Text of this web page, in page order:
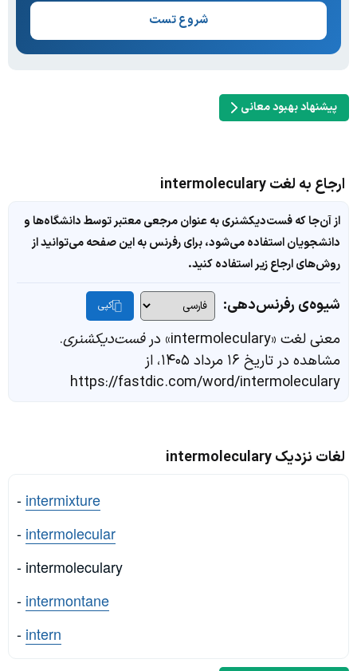
شروع تست
پیشنهاد بهبود معانی
ارجاع به لغت intermoleculary
از آن‌جا که فست‌دیکشنری به عنوان مرجعی معتبر توسط دانشگاه‌ها و
دانشجویان استفاده می‌شود، برای رفرنس به این صفحه می‌توانید از
روش‌های ارجاع زیر استفاده کنید.
شیوه‌ی رفرنس‌دهی: کپی
معنی لغت «intermoleculary» در فست‌دیکشنری.
مشاهده در تاریخ ۱۶ مرداد ۱۴۰۵، از
https://fastdic.com/word/intermoleculary
لغات نزدیک intermoleculary
- intermixture
- intermolecular
- intermoleculary
- intermontane
- intern